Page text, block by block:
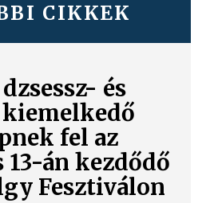
CIKKEK
és
fel az
13-án kezdődő
Fesztiválon